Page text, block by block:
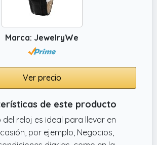
o moderno. Una pieza
la sala de estar, comedor,
timbre Westminster cada hora.
pared.
Marca: JewelryWe
Ver precio
de este producto
reloj es ideal para llevar en
por ejemplo, Negocios,